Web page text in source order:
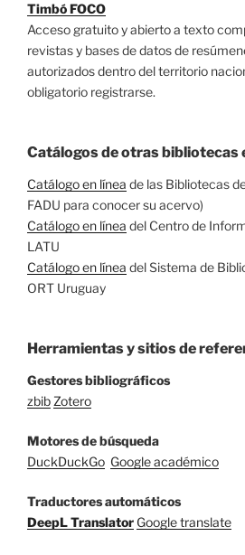
Timbó FOCO
Acceso gratuito y abierto a texto
revistas y bases de datos de
autorizados dentro del territorio
obligatorio registrarse.
Catálogos de otras bibliotecas
Catálogo en línea de las Bibliotecas
FADU para conocer su acervo)
Catálogo en línea del Centro de
LATU
Catálogo en línea del Sistema de
ORT Uruguay
Herramientas y sitios de
Gestores bibliográficos
zbibZotero
Motores de búsqueda
DuckDuckGo Google académico
Traductores automáticos
DeepL Translator Google translate